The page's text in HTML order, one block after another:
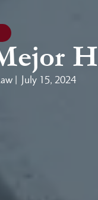
| July 15, 2024